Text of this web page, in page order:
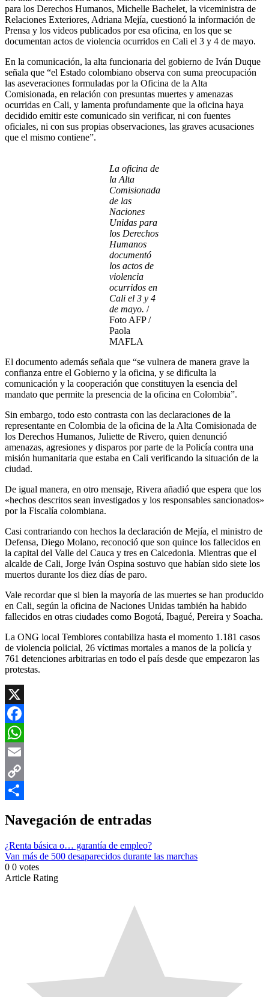
para los Derechos Humanos, Michelle Bachelet, la viceministra de
Relaciones Exteriores, Adriana Mejía, cuestionó la información de
Prensa y los videos publicados por esa oficina, en los que se
documentan actos de violencia ocurridos en Cali el 3 y 4 de mayo.
En la comunicación, la alta funcionaria del gobierno de Iván Duque
señala que “el Estado colombiano observa con suma preocupación
las aseveraciones formuladas por la Oficina de la Alta
Comisionada, en relación con presuntas muertes y amenazas
ocurridas en Cali, y lamenta profundamente que la oficina haya
decidido emitir este comunicado sin verificar, ni con fuentes
oficiales, ni con sus propias observaciones, las graves acusaciones
que el mismo contiene”.
La oficina de
la Alta
Comisionada
de las
Naciones
Unidas para
los Derechos
Humanos
documentó
los actos de
violencia
ocurridos en
Cali el 3 y 4
de mayo. /
Foto AFP /
Paola
MAFLA
El documento además señala que “se vulnera de manera grave la
confianza entre el Gobierno y la oficina, y se dificulta la
comunicación y la cooperación que constituyen la esencia del
mandato que permite la presencia de la oficina en Colombia”.
Sin embargo, todo esto contrasta con las declaraciones de la
representante en Colombia de la oficina de la Alta Comisionada de
los Derechos Humanos, Juliette de Rivero, quien denunció
amenazas, agresiones y disparos por parte de la Policía contra una
misión humanitaria que estaba en Cali verificando la situación de la
ciudad.
De igual manera, en otro mensaje, Rivera añadió que espera que los
«hechos descritos sean investigados y los responsables sancionados»
por la Fiscalía colombiana.
Casi contrariando con hechos la declaración de Mejía, el ministro de
Defensa, Diego Molano, reconoció que son quince los fallecidos en
la capital del Valle del Cauca y tres en Caicedonia. Mientras que el
alcalde de Cali, Jorge Iván Ospina sostuvo que habían sido siete los
muertos durante los diez días de paro.
Vale recordar que si bien la mayoría de las muertes se han producido
en Cali, según la oficina de Naciones Unidas también ha habido
fallecidos en otras ciudades como Bogotá, Ibagué, Pereira y Soacha.
La ONG local Temblores contabiliza hasta el momento 1.181 casos
de violencia policial, 26 víctimas mortales a manos de la policía y
761 detenciones arbitrarias en todo el país desde que empezaron las
protestas.
X
Facebook
WhatsApp
Email
Copy
Navegación de entradas
¿Renta básica o… garantía de empleo?
Van más de 500 desaparecidos durante las marchas
0 0 votes
Article Rating